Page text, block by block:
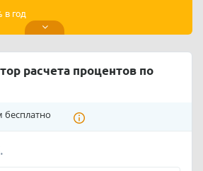
в год
расчета процентов по